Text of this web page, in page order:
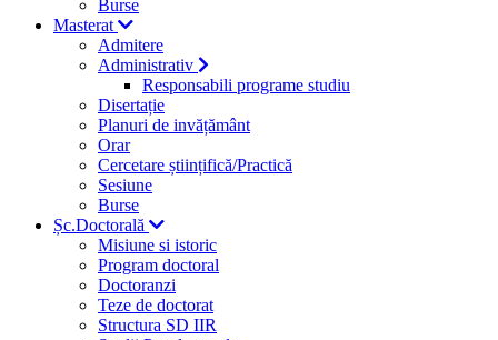
Burse
Masterat
Admitere
Administrativ
Responsabili programe studiu
Disertație
Planuri de invățământ
Orar
Cercetare științifică/Practică
Sesiune
Burse
Șc.Doctorală
Misiune si istoric
Program doctoral
Doctoranzi
Teze de doctorat
Structura SD IIR